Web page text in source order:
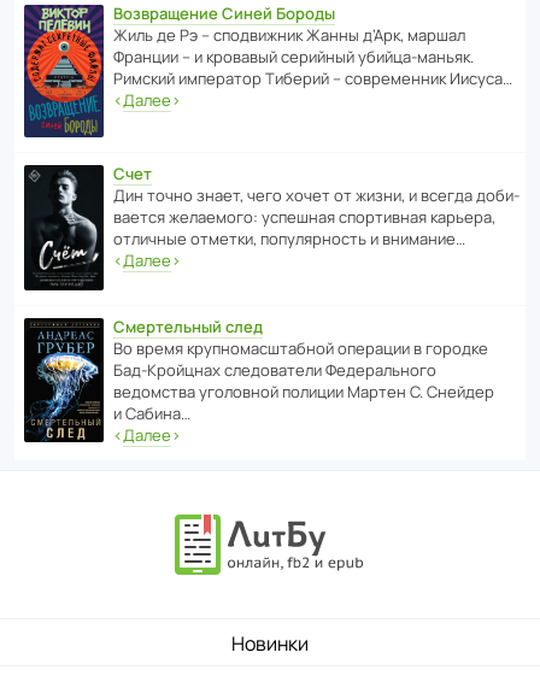
Возвращение Синей Бороды
Жиль де Рэ – спод­ви­жник Жанны д’Арк, маршал
Франции – и кровавый серийный убийца-маньяк.
Римский импе­ратор Тиберий – совре­менник Иисуса…
‹Далее›
Счет
Дин точно знает, чего хочет от жизни, и всегда доби­
ва­ется жела­е­мого: успе­шная спор­ти­вная карьера,
отли­чные отметки, попу­ля­р­ность и внимание…
‹Далее›
Смертельный след
Во время круп­но­мас­ш­та­бной операции в городке
Бад‑Крой­цнах следо­ва­тели Феде­раль­ного
ведомства уголо­вной полиции Мартен С. Снейдер
и Сабина…
‹Далее›
Новинки